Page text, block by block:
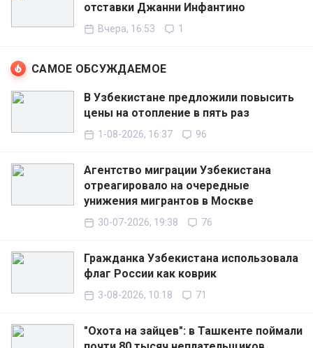
отставки Джанни Инфантино
Вчера, 16:53 1
САМОЕ ОБСУЖДАЕМОЕ
В Узбекистане предложили повысить
цены на отопление в пять раз
1-08-2026, 16:37 96
Агентство миграции Узбекистана
отреагировало на очередные
унижения мигрантов в Москве
30-07-2026, 19:38 76
Гражданка Узбекистана использовала
флаг России как коврик
3-08-2026, 10:18 71
"Охота на зайцев": в Ташкенте поймали